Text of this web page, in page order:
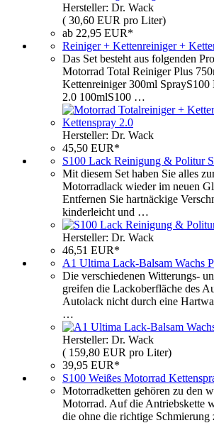
Hersteller: Dr. Wack
( 30,60 EUR pro Liter)
ab 22,95 EUR*
Reiniger + Kettenreiniger +
Das Set besteht aus folgenden
Motorrad Total Reiniger Plus
Kettenreiniger 300ml
2.0 100mlS100 …
Hersteller: Dr. Wack
45,50 EUR*
S100 Lack Reinigung & Politur
Mit diesem Set haben Sie alles
Motorradlack wieder im neuen
Entfernen Sie hartnäckige
kinderleicht und …
Hersteller: Dr. Wack
46,51 EUR*
A1 Ultima Lack-Balsam Wachs
Die verschiedenen Witterungs-
greifen die Lackoberfläche des
Autolack nicht durch eine
…
Hersteller: Dr. Wack
( 159,80 EUR pro Liter)
39,95 EUR*
S100 Weißes Motorrad
Motorradketten gehören zu den
Motorrad. Auf die Antriebskette
die ohne die richtige